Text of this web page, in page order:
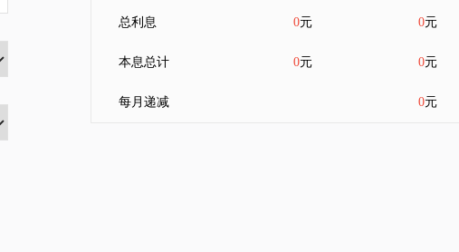
总利息 0元 0元
本息总计 0元 0元
每月递减 0元